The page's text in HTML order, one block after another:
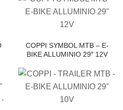
COPPI SYMBOL MTB – E-
BIKE ALLUMINIO 29″ 12V